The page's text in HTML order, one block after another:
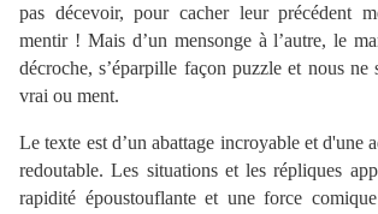
pas décevoir, pour cacher leur précédent
mentir ! Mais d’un mensonge à l’autre, le
décroche, s’éparpille façon puzzle et nous
vrai ou ment.
Le texte est d’un abattage incroyable et d'une
redoutable. Les situations et les répliques
rapidité époustouflante et une force